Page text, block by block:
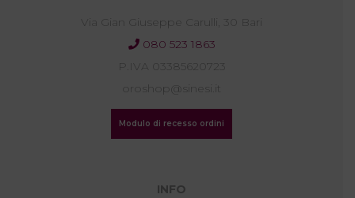
Via Gian Giuseppe Carulli, 30 Bari
080 523 1863
P.IVA 03385620723
oroshop@sinesi.it
Modulo di recesso ordini
INFO